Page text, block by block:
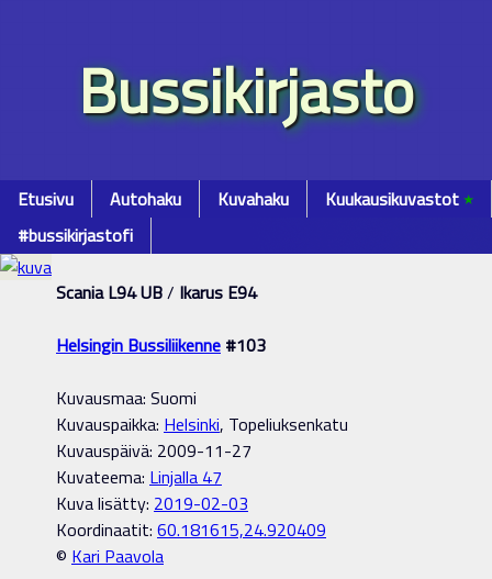
Bussikirjasto
Etusivu Autohaku Kuvahaku Kuukausikuvastot٭
#bussikirjastofi
Scania L94 UB/ Ikarus E94
Helsingin Bussiliikenne #103
Kuvausmaa: Suomi
Kuvauspaikka: Helsinki, Topeliuksenkatu
Kuvauspäivä: 2009-11-27
Kuvateema: Linjalla 47
Kuva lisätty: 2019-02-03
Koordinaatit: 60.181615,24.920409
© Kari Paavola